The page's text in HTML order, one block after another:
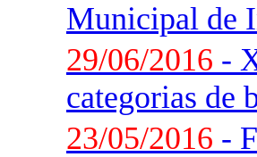
Municipal de
29/06/2016 -
categorias de
23/05/2016 -